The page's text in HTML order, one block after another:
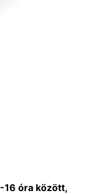
16 óra között,